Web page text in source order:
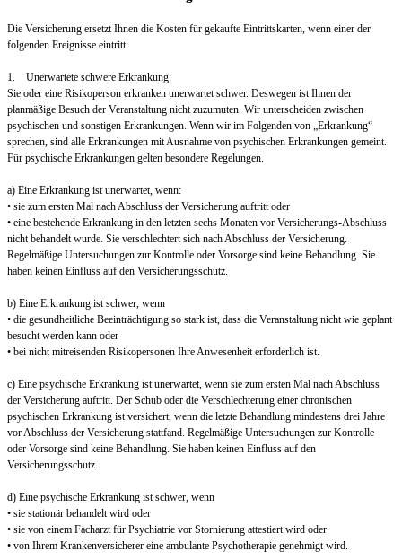
Die Versicherung ersetzt Ihnen die Kosten für gekaufte Eintrittskarten, wenn einer der
folgenden Ereignisse eintritt:
1. Unerwartete schwere Erkrankung:
Sie oder eine Risikoperson erkranken unerwartet schwer. Deswegen ist Ihnen der
planmäßige Besuch der Veranstaltung nicht zuzumuten. Wir unterscheiden zwischen
psychischen und sonstigen Erkrankungen. Wenn wir im Folgenden von „Erkrankung“
sprechen, sind alle Erkrankungen mit Ausnahme von psychischen Erkrankungen gemeint.
Für psychische Erkrankungen gelten besondere Regelungen.
a) Eine Erkrankung ist unerwartet, wenn:
• sie zum ersten Mal nach Abschluss der Versicherung auftritt oder
• eine bestehende Erkrankung in den letzten sechs Monaten vor Versicherungs-Abschluss
nicht behandelt wurde. Sie verschlechtert sich nach Abschluss der Versicherung.
Regelmäßige Untersuchungen zur Kontrolle oder Vorsorge sind keine Behandlung. Sie
haben keinen Einfluss auf den Versicherungsschutz.
b) Eine Erkrankung ist schwer, wenn
• die gesundheitliche Beeinträchtigung so stark ist, dass die Veranstaltung nicht wie geplant
besucht werden kann oder
• bei nicht mitreisenden Risikopersonen Ihre Anwesenheit erforderlich ist.
c) Eine psychische Erkrankung ist unerwartet, wenn sie zum ersten Mal nach Abschluss
der Versicherung auftritt. Der Schub oder die Verschlechterung einer chronischen
psychischen Erkrankung ist versichert, wenn die letzte Behandlung mindestens drei Jahre
vor Abschluss der Versicherung stattfand. Regelmäßige Untersuchungen zur Kontrolle
oder Vorsorge sind keine Behandlung. Sie haben keinen Einfluss auf den
Versicherungsschutz.
d) Eine psychische Erkrankung ist schwer, wenn
• sie stationär behandelt wird oder
• sie von einem Facharzt für Psychiatrie vor Stornierung attestiert wird oder
• von Ihrem Krankenversicherer eine ambulante Psychotherapie genehmigt wird.